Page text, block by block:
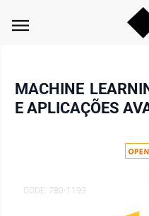
menu
MACHINE
E APLICAÇÕES
CODE: 780-1193